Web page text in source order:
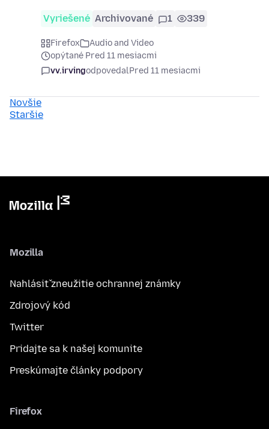
Vyriešené Archivované 1 339
Firefox
Audio and Video
opýtané Pred 11 mesiacmi
vv.irvingodpovedalPred 11 mesiacmi
Novšie
Staršie
Mozilla
Nahlásiť zneužitie ochrannej známky
Zdrojový kód
Twitter
Pridajte sa k našej komunite
Preskúmajte články podpory
Firefox